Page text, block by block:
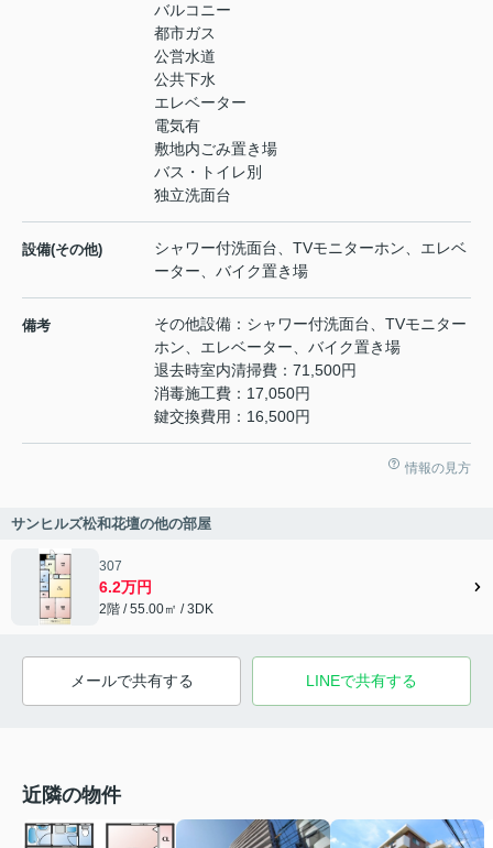
バルコニー
都市ガス
公営水道
公共下水
エレベーター
電気有
敷地内ごみ置き場
バス・トイレ別
独立洗面台
設備(その他)
シャワー付洗面台、TVモニターホン、エレベ
ーター、バイク置き場
備考
その他設備：シャワー付洗面台、TVモニター
ホン、エレベーター、バイク置き場
退去時室内清掃費：71,500円
消毒施工費：17,050円
鍵交換費用：16,500円
情報の見方
サンヒルズ松和花壇の他の部屋
307
6.2万円
2階 / 55.00㎡ / 3DK
メールで共有する LINEで共有する
近隣の物件